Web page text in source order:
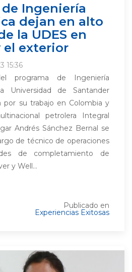
Ingeniería
dejan en alto
la UDES en
el exterior
15:36
programa de Ingeniería
Universidad de Santander
por su trabajo en Colombia y
petrolera Integral
Andrés Sánchez Bernal se
de técnico de operaciones
de completamiento de
y Well...
Publicado en
Experiencias Exitosas